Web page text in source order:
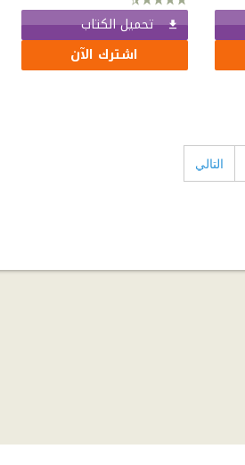
تحميل الكتاب
اشترك الآن
التالي